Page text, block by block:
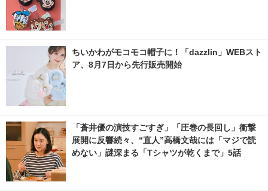
ちいかわがモコモコ帽子に！「dazzlin」WEBスト
ア、8月7日から先行販売開始
「蒼井優の演技すごすぎ」「圧巻の長回し」衝撃
展開に反響続々、“直人”高橋文哉には「マジで読
めない」謎深まる「Tシャツが乾くまで」5話